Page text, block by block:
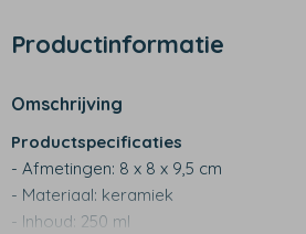
Productinformatie
Omschrijving
Productspecificaties
- Afmetingen: 8 x 8 x 9,5 cm
- Materiaal: keramiek
- Inhoud: 250 ml